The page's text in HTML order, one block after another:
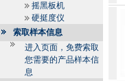
摇黑板机
硬挺度仪
索取样本信息
进入页面，免费索取
您需要的产品样本信
息